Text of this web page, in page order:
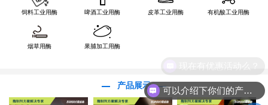
饲料工业用酶 啤酒工业用酶 皮革工业用酶 有机酸工业用酶
烟草用酶 果脯加工用酶
产品展示 可以介绍下你们的产品么？